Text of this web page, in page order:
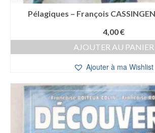
Pélagiques – François
4,00€
AJOUTER AU PANIER
Ajouter à ma Wishlist